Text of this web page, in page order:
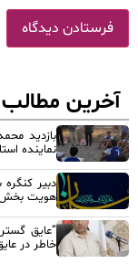
آخرین مطالب
بازدید
نماینده
دبیر
هویت بخش
“عایق
خاطر در